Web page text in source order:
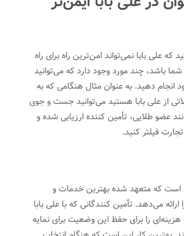
که علی بابا نمی‌تواند امن‌ترین راه برای راه
باشد، چند مورد وجود دارد که می‌توانید
انجام دهید. به عنوان مثال هنگامی که به
از علی بابا هستید می‌توانید جست و جوی
عضو طلایی، تأمین کننده ارزیابی شده و
فیلتر کنید.
است که متعهد شده بهترین خدمات و
می‌دهد. تأمین کنندگانی که با علی بابا
هزینه‌ای را برای حفظ این وضعیت برای نمایه